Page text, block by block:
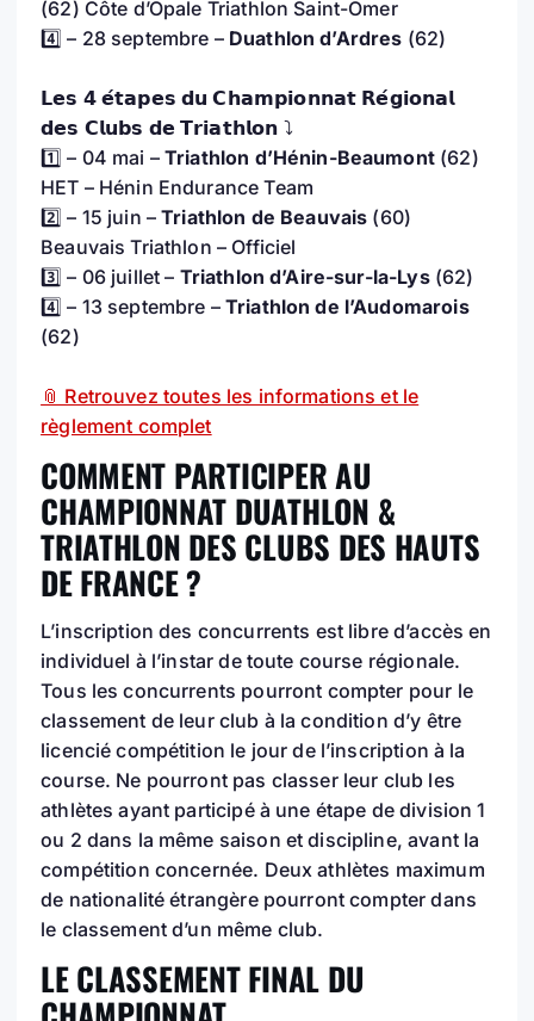
(62) Côte d’Opale Triathlon Saint-Omer
4️⃣ – 28 septembre – Duathlon d’Ardres (62)
𝗟𝗲𝘀 𝟰 𝗲́𝘁𝗮𝗽𝗲𝘀 𝗱𝘂 𝗖𝗵𝗮𝗺𝗽𝗶𝗼𝗻𝗻𝗮𝘁 𝗥𝗲́𝗴𝗶𝗼𝗻𝗮𝗹
𝗱𝗲𝘀 𝗖𝗹𝘂𝗯𝘀 𝗱𝗲 𝗧𝗿𝗶𝗮𝘁𝗵𝗹𝗼𝗻 ⤵️
1️⃣ – 04 mai –Triathlon d’Hénin-Beaumont(62)
HET – Hénin Endurance Team
2️⃣ – 15 juin –Triathlon de Beauvais (60)
Beauvais Triathlon – Officiel
3️⃣ – 06 juillet – Triathlon d’Aire-sur-la-Lys(62)
4️⃣ – 13 septembre – Triathlon de l’Audomarois
(62)
📎 Retrouvez toutes les informations et le
règlement complet
COMMENT PARTICIPER AU
CHAMPIONNAT DUATHLON &
TRIATHLON DES CLUBS DES HAUTS
DE FRANCE?
L’inscription des concurrents est libre d’accès en
individuel à l’instar de toute course régionale.
Tous les concurrents pourront compter pour le
classement de leur club à la condition d’y être
licencié compétition le jour de l’inscription à la
course. Ne pourront pas classer leur club les
athlètes ayant participé à une étape de division 1
ou 2 dans la même saison et discipline, avant la
compétition concernée. Deux athlètes maximum
de nationalité étrangère pourront compter dans
le classement d’un même club.
LE CLASSEMENT FINAL DU